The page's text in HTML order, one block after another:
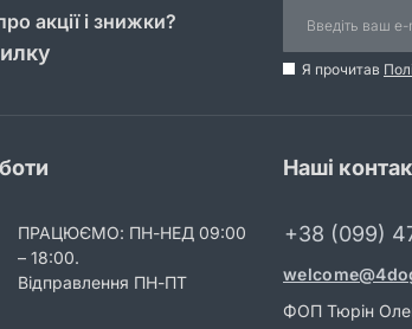
акції і знижки?
Я прочитав
ПРАЦЮЄМО: ПН-НЕД 09:00
– 18:00.
Відправлення ПН-ПТ
Наші
+38 (099)
ФОП Тюрін